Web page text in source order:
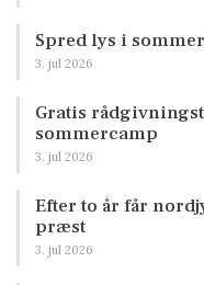
Spred lys i
3. jul 2026
Gratis
sommercamp
3. jul 2026
Efter to år får
præst
3. jul 2026